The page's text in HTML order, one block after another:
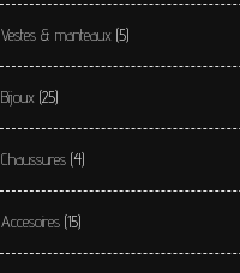
Vestes & manteaux (5)
Bijoux (25)
Chaussures (4)
Accesoires (15)